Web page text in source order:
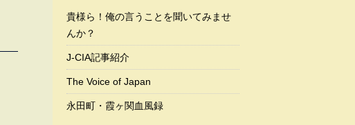
貴様ら！俺の言うことを聞いてみませ
んか？
J-CIA記事紹介
The Voice of Japan
永田町・霞ヶ関血風録